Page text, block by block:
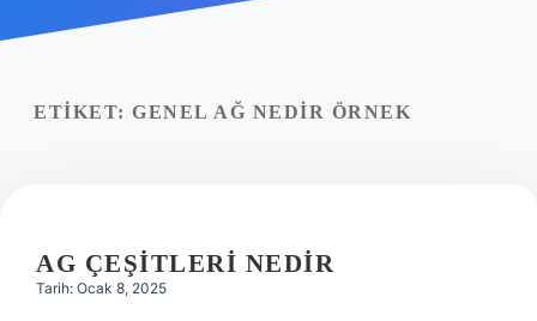
ETIKET: GENEL AĞ NEDIR ÖRNEK
AG ÇEŞITLERI NEDIR
Tarih: Ocak 8, 2025